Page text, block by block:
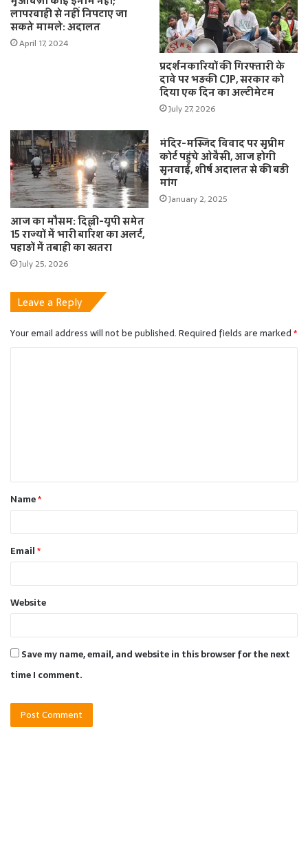
लापरवाही से नहीं निपटाए जा
सकते मामले: अदालत
April 17, 2024
प्रदर्शनकारियों की गिरफ्तारी के
दावे पर भड़की CJP, सरकार को
दिया एक दिन का अल्टीमेटम
July 27, 2026
आज का मौसम: दिल्ली-यूपी समेत
15 राज्यों में भारी बारिश का अलर्ट,
पहाड़ों में तबाही का खतरा
July 25, 2026
मंदिर-मस्जिद विवाद पर सुप्रीम
कोर्ट पहुंचे ओवैसी, आज होगी
सुनवाई, शीर्ष अदालत से की बड़ी
मांग
January 2, 2025
Leave a Reply
Your email address will not be published.Required fields are marked*
t
*Name*
Email*
Website
Save my name, email, and website in this browser for the next
time I comment.